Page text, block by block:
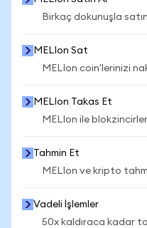
Birkaç dokunuşla satın
MELIon Sat
MELIon coin'lerinizi
MELIon Takas Et
MELIon ile
Tahmin Et
MELIon ve kripto
Vadeli İşlemler
50x kaldıraca kadar